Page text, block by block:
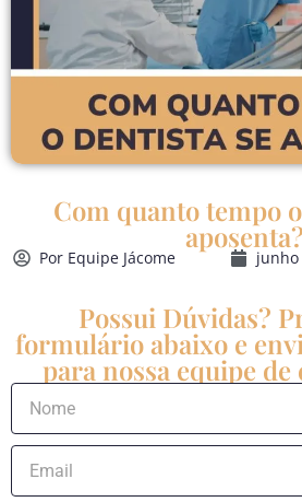
Com quanto tempo
aposenta?
Por Equipe Jácome junho
Possui Dúvidas?
formulário abaixo e
para nossa equipe de